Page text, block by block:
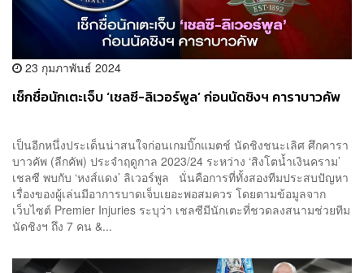
23 กุมภาพันธ์ 2024
เช็กชื่อนักเตะเจ็บ ‘เชลซี-ลิเวอร์พูล’ ก่อนนัดชิงฯ คาราบาวคัพ
เป็นอีกหนึ่งประเด็นน่าสนใจก่อนเกมบิ๊กแมตช์ นัดชิงชนะเลิศ ศึกคารา
บาวคัพ (ลีกคัพ) ประจำฤดูกาล 2023/24 ระหว่าง ‘สิงโตน้ำเงินคราม’
เชลซี พบกับ ‘หงส์แดง’ ลิเวอร์พูล นั่นคือการที่ทั้งสองทีมประสบปัญหา
เรื่องของผู้เล่นมีอาการบาดเจ็บเยอะพอสมควร โดยตามข้อมูลจาก
เว็บไซต์ Premier Injuries ระบุว่า เชลซีมีนักเตะที่ชวดลงสนามช่วยทีม
นัดชิงฯ ถึง 7 คน &...